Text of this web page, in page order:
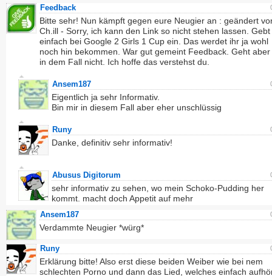
Feedback
Bitte sehr! Nun kämpft gegen eure Neugier an : geändert
Ch.ill - Sorry, ich kann den Link so nicht stehen lassen. Gebt
einfach bei Google 2 Girls 1 Cup ein. Das werdet ihr ja wohl
noch hin bekommen. War gut gemeint Feedback. Geht aber
in dem Fall nicht. Ich hoffe das verstehst du.
Ansem187
Eigentlich ja sehr Informativ.
Bin mir in diesem Fall aber eher unschlüssig
Runy
Danke, definitiv sehr informativ!
Abusus Digitorum
sehr informativ zu sehen, wo mein Schoko-Pudding her
kommt. macht doch Appetit auf mehr
Ansem187
Verdammte Neugier *würg*
Runy
Erklärung bitte! Also erst diese beiden Weiber wie bei nem
schlechten Porno und dann das Lied, welches einfach